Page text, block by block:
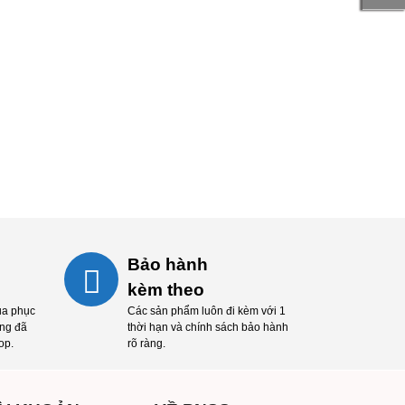
phục
đã
Bảo hành
kèm theo
Các sản phẩm luôn đi kèm với 1
thời hạn và chính sách bảo hành
rõ ràng.